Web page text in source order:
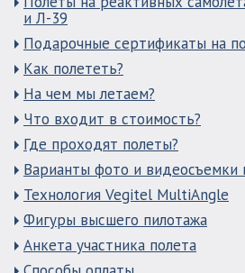
и Л-39
Подарочные сертификаты на
Как полететь?
На чем мы летаем?
Что входит в стоимость?
Где проходят полеты?
Варианты фото и видеосъемки
Технология Vegitel MultiAngle
Фигуры высшего пилотажа
Анкета участника полета